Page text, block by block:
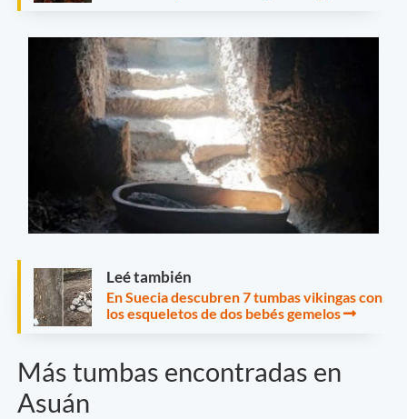
Leé también
En Suecia descubren 7 tumbas vikingas con
los esqueletos de dos bebés gemelos
Más tumbas encontradas en
Asuán